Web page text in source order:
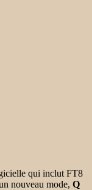
qui inclut FT8
nouveau mode, Q